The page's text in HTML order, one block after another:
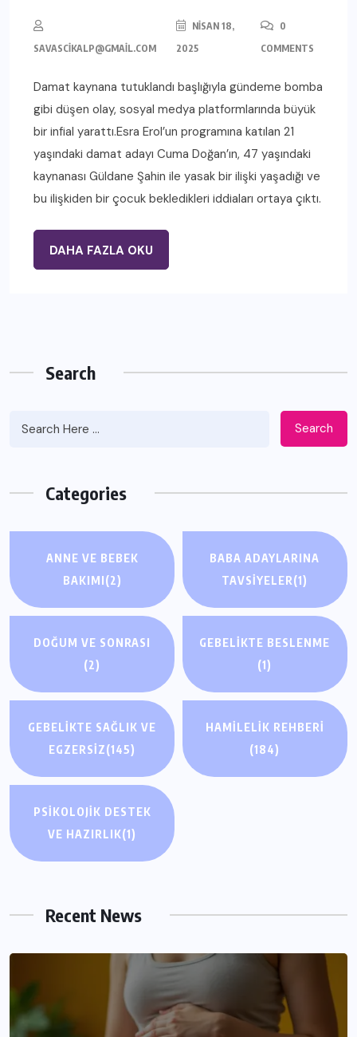
SAVASCIKALP@GMAIL.COM
NISAN 18,
2025
0
COMMENTS
Damat kaynana tutuklandı başlığıyla gündeme bomba
gibi düşen olay, sosyal medya platformlarında büyük
bir infial yarattı.Esra Erol’un programına katılan 21
yaşındaki damat adayı Cuma Doğan’ın, 47 yaşındaki
kaynanası Güldane Şahin ile yasak bir ilişki yaşadığı ve
bu ilişkiden bir çocuk bekledikleri iddiaları ortaya çıktı.
DAHA FAZLA OKU
Search
Search
Categories
ANNE VE BEBEK
BAKIMI(2)
BABA ADAYLARINA
TAVSIYELER(1)
DOĞUM VE SONRASI
(2)
GEBELIKTE BESLENME
(1)
GEBELIKTE SAĞLIK VE
EGZERSIZ(145)
HAMILELIK REHBERI
(184)
PSIKOLOJIK DESTEK
VE HAZIRLIK(1)
Recent News
GEBELIKTE SAĞLIK VE EGZERSIZ
Hamilelik Egzersizleri: Doğumu